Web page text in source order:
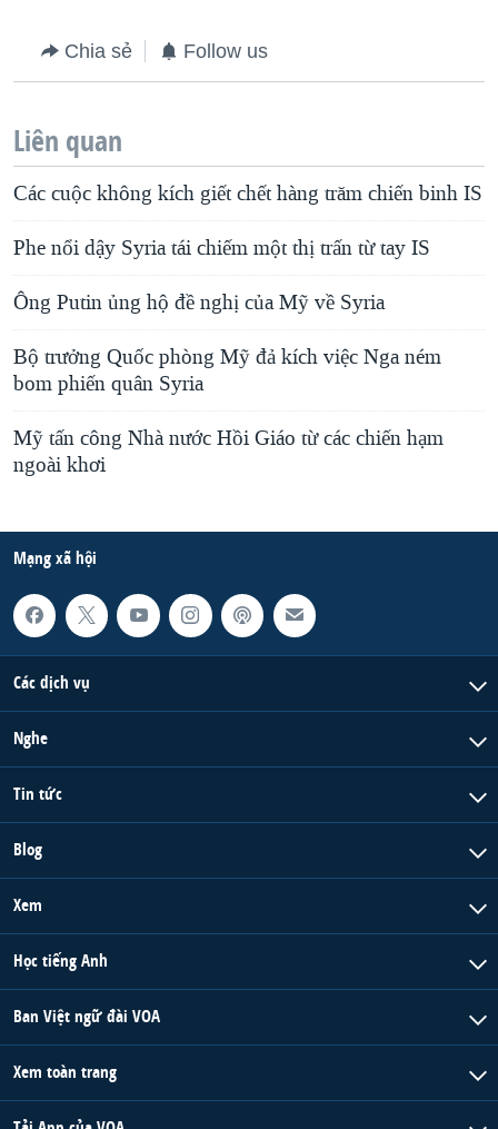
Chia sẻ Follow us
Liên quan
Các cuộc không kích giết chết hàng trăm chiến binh IS
Phe nổi dậy Syria tái chiếm một thị trấn từ tay IS
Ông Putin ủng hộ đề nghị của Mỹ về Syria
Bộ trưởng Quốc phòng Mỹ đả kích việc Nga ném
bom phiến quân Syria
Mỹ tấn công Nhà nước Hồi Giáo từ các chiến hạm
ngoài khơi
Mạng xã hội
Các dịch vụ
Nghe
Tin tức
Blog
Xem
Học tiếng Anh
Ban Việt ngữ đài VOA
Xem toàn trang